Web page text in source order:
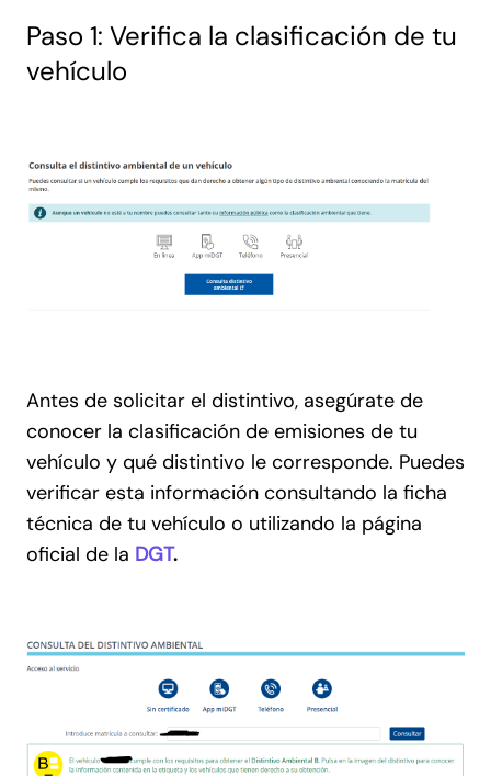
Paso 1: Verifica la clasificación de tu
vehículo
Antes de solicitar el distintivo, asegúrate de
conocer la clasificación de emisiones de tu
vehículo y qué distintivo le corresponde. Puedes
verificar esta información consultando la ficha
técnica de tu vehículo o utilizando la página
oficial de la DGT.